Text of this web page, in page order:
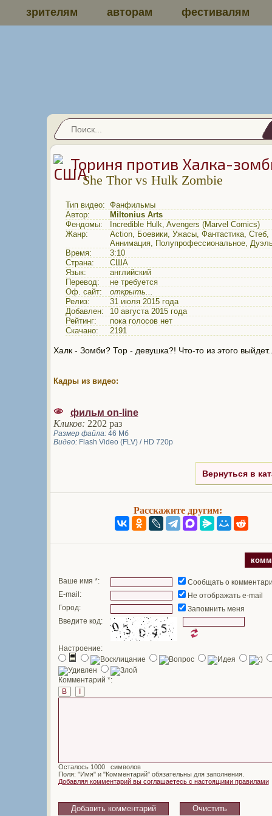
зрителям авторам фестивалям
Ториня против Халка-
She Thor vs Hulk Zombie
Тип видео: Фанфильмы
Автор:
Miltonius Arts
Фендомы:
Incredible Hulk, Avengers (Marvel Comics)
Жанр:
Action, Боевики, Ужасы, Фантастика, Стеб,
Аннимация, Полупрофессиональное,
Время:
3:10
Страна:
США
Язык:
английский
Перевод:
не требуется
Оф. сайт:
открыть...
Релиз:
31 июля 2015 года
Добавлен:
10 августа 2015 года
Рейтинг:
пока голосов нет
Скачано:
2191
Халк - Зомби? Тор - девушка?! Что-то из этого
Кадры из видео:
фильм on-line
Кликов: 2202 раз
Размер файла:46 Мб
Видео:Flash Video (FLV) / HD 720p
Вернуться в
Расскажите другим:
Ваше имя *:
Сообщать о
E-mail:
Не отображать e-mail
Город:
Запомнить меня
Введите код:
Настроение:
Комментарий *:
B
I
Осталось
символов
Поля: "Имя" и "Комментарий" обязательны для заполнения.
Добавляя комментарий вы соглашаетесь с настоящими правилами